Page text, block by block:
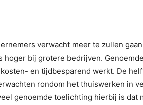
verwacht meer te zullen
hoger bij grotere bedrijven.
en tijdbesparend werkt. De
rondom het thuiswerken in
genoemde toelichting hierbij is dat